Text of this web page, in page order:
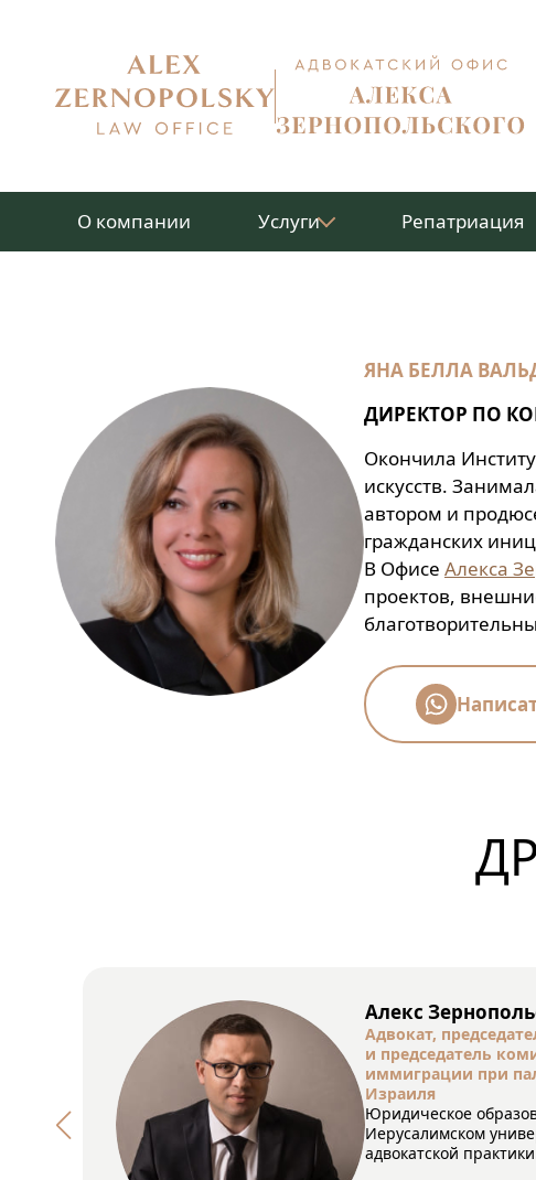
содержимому
О компании Услуги Репатриация
ЯНА БЕЛЛА
ДИРЕКТОР ПО
Окончила
искусств.
автором и
гражданских
В Офисе Алекса
проектов,
Алекс
Адвокат,
и председатель
иммиграции при
Израиля
Юридическое
Иерусалимском
адвокатской